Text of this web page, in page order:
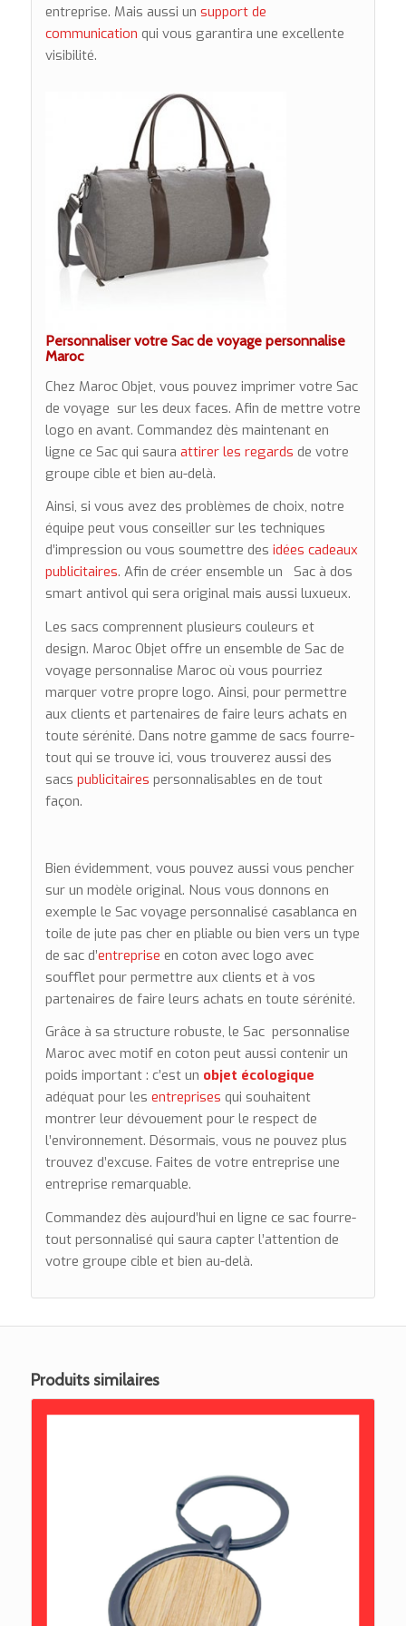
entreprise. Mais aussi un support de
communication qui vous garantira une excellente
visibilité.
Personnaliser votre Sac de voyage personnalise
Maroc
Chez Maroc Objet, vous pouvez imprimer votre Sac
de voyage sur les deux faces. Afin de mettre votre
logo en avant. Commandez dès maintenant en
ligne ce Sac qui saura attirer les regards de votre
groupe cible et bien au-delà.
Ainsi, si vous avez des problèmes de choix, notre
équipe peut vous conseiller sur les techniques
d’impression ou vous soumettre des idées cadeaux
publicitaires. Afin de créer ensemble un Sac à dos
smart antivol qui sera original mais aussi luxueux.
Les sacs comprennent plusieurs couleurs et
design. Maroc Objet offre un ensemble de Sac de
voyage personnalise Maroc où vous pourriez
marquer votre propre logo. Ainsi, pour permettre
aux clients et partenaires de faire leurs achats en
toute sérénité. Dans notre gamme de sacs fourre-
tout qui se trouve ici, vous trouverez aussi des
sacs publicitaires personnalisables en de tout
façon.
Bien évidemment, vous pouvez aussi vous pencher
sur un modèle original. Nous vous donnons en
exemple le Sac voyage personnalisé casablanca en
toile de jute pas cher en pliable ou bien vers un type
de sac d’entreprise en coton avec logo avec
soufflet pour permettre aux clients et à vos
partenaires de faire leurs achats en toute sérénité.
Grâce à sa structure robuste, le Sac personnalise
Maroc avec motif en coton peut aussi contenir un
poids important : c’est un objet écologique
adéquat pour les entreprises qui souhaitent
montrer leur dévouement pour le respect de
l’environnement. Désormais, vous ne pouvez plus
trouvez d’excuse. Faites de votre entreprise une
entreprise remarquable.
Commandez dès aujourd’hui en ligne ce sac fourre-
tout personnalisé qui saura capter l’attention de
votre groupe cible et bien au-delà.
Produits similaires